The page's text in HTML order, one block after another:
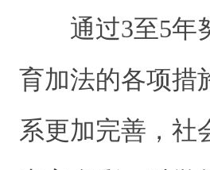
通过3至5年
育加法的各项措
系更加完善，社